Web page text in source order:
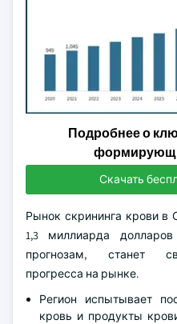
Подробнее о
Скачать
Рынок скрининга крови в
1,3 миллиарда
прогнозам, станет
прогресса на рынке.
Регион испытывает
кровь и продукты